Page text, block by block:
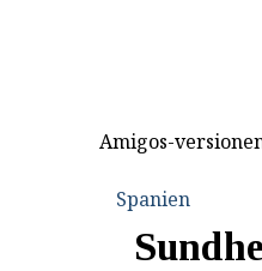
Amigos-
Spanien